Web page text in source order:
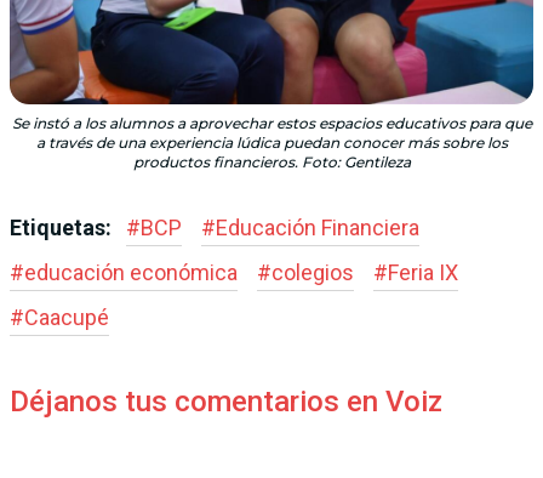
Se instó a los alumnos a aprovechar estos espacios educativos para que
a través de una experiencia lúdica puedan conocer más sobre los
productos financieros. Foto: Gentileza
Etiquetas: #BCP #Educación Financiera
#educación económica #colegios #Feria IX
#Caacupé
Déjanos tus comentarios en Voiz